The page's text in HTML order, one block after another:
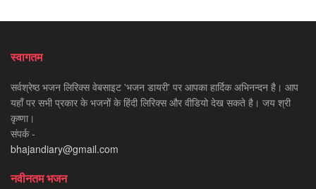
स्वागतम
सर्वश्रेष्ठ भजन लिरिक्स वेबसाइट 'भजन डायरी' पर आपका हार्दिक अभिनन्दन है। आप
यहाँ पर सभी प्रकार के भजनों के हिंदी लिरिक्स और वीडियो देख सकते है। जय श्री
कृष्णा।
संपर्क -
bhajandiary@gmail.com
नवीनतम भजन